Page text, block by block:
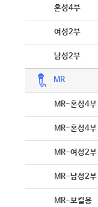
혼성4부
여성2부
남성2부
MR
MR-혼성4부
MR-혼성4부
MR-여성2부
MR-남성2부
MR-보컬용